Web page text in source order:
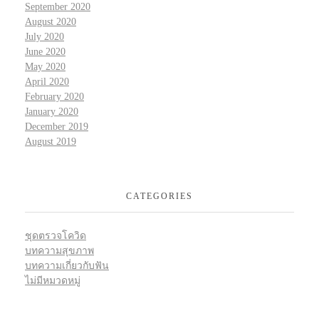
September 2020
August 2020
July 2020
June 2020
May 2020
April 2020
February 2020
January 2020
December 2019
August 2019
CATEGORIES
ชุดตรวจโควิด
บทความสุขภาพ
บทความเกี่ยวกับฟัน
ไม่มีหมวดหมู่